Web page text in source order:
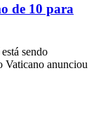
de 10 para
sendo
Vaticano anunciou